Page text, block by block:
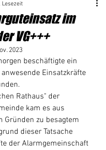
im
VG+++
Lesezeit
2023
beschäftigte ein
Einsatzkräfte
Rathaus" der
kam es aus
Gründen zu besagtem
dieser Tatsache
der Alarmgemeinschaft